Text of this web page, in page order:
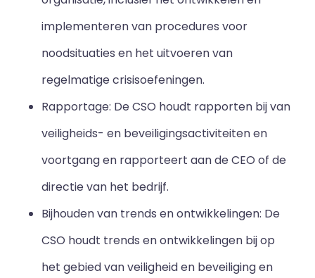
implementeren van procedures voor
noodsituaties en het uitvoeren van
regelmatige crisisoefeningen.
Rapportage: De CSO houdt rapporten bij van
veiligheids- en beveiligingsactiviteiten en
voortgang en rapporteert aan de CEO of de
directie van het bedrijf.
Bijhouden van trends en ontwikkelingen: De
CSO houdt trends en ontwikkelingen bij op
het gebied van veiligheid en beveiliging en